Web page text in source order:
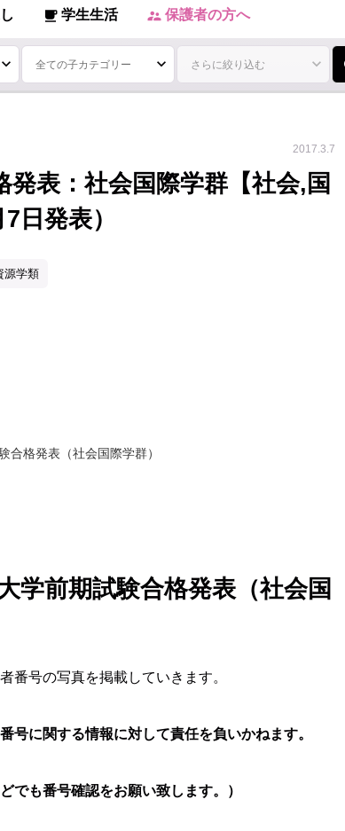
local_cafe 学生生活 supervisor_account 保護者の方へ
2017.3.7
発表：社会国際学群【社会,国
日発表）
源学類
合格発表（社会国際学群）
学前期試験合格発表（社会国
番号の写真を掲載していきます。
に関する情報に対して責任を負いかねます。
でも番号確認をお願い致します。）